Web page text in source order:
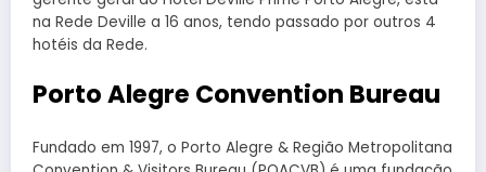
na Rede Deville a 16 anos, tendo passado por outros 4
hotéis da Rede.
Porto Alegre Convention Bureau
Fundado em 1997, o Porto Alegre & Região Metropolitana